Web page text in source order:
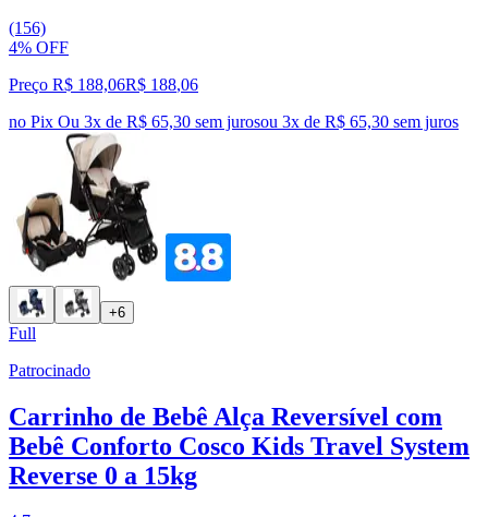
(156)
4% OFF
Preço R$ 188,06R$ 188,06
no Pix Ou 3x de R$ 65,30 sem jurosou 3x de R$ 65,30 sem juros
+6
Full
Patrocinado
Carrinho de Bebê Alça Reversível com
Bebê Conforto Cosco Kids Travel System
Reverse 0 a 15kg